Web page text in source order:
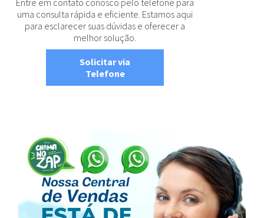
uma consulta rápida e eficiente. Estamos aqui
para esclarecer suas dúvidas e oferecer a
melhor solução.
Solicitar via
Telefone